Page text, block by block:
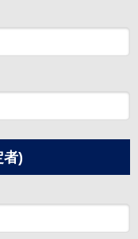
者)